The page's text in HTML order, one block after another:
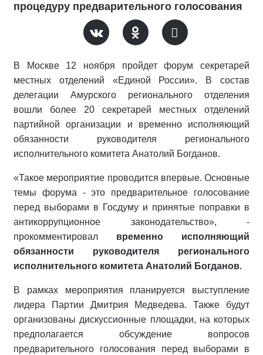
процедуру предварительного голосования
В Москве 12 ноября пройдет форум секретарей
местных отделений «Единой России». В состав
делегации Амурского регионального отделения
вошли более 20 секретарей местных отделений
партийной организации и временно исполняющий
обязанности руководителя регионального
исполнительного комитета Анатолий Богданов.
«Такое мероприятие проводится впервые. Основные
темы форума - это предварительное голосование
перед выборами в Госдуму и принятые поправки в
антикоррупционное законодательство», -
прокомментировал временно исполняющий
обязанности руководителя регионального
исполнительного комитета Анатолий Богданов.
В рамках мероприятия планируется выступление
лидера Партии Дмитрия Медведева. Также будут
организованы дискуссионные площадки, на которых
предполагается обсуждение вопросов
предварительного голосования перед выборами в